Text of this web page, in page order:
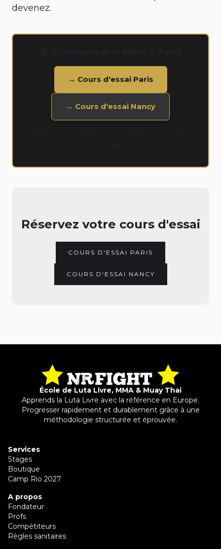
devenez.
→ Cours d'essai Paris
→ Cours d'essai Nancy
Réservez votre cours d'essai
COURS D'ESSAI PARIS
COURS D'ESSAI NANCY
École de Luta Livre, MMA & Muay Thai
Apprends la Luta Livre avec la référence en Europe.
Progresser rapidement et durablement grâce à une
méthodologie structurée et éprouvée.
Services
Stages
Boutique
Camp Rio 2027
A propos
Fondateur
Profs
Compétiteurs
Règles sanitaires